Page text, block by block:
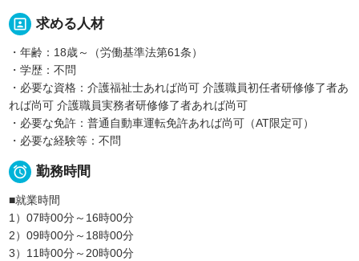
portrait 求める人材
・年齢：18歳～（労働基準法第61条）
・学歴：不問
・必要な資格：介護福祉士あれば尚可 介護職員初任者研修修了者あ
れば尚可 介護職員実務者研修修了者あれば尚可
・必要な免許：普通自動車運転免許あれば尚可（AT限定可）
・必要な経験等：不問
 勤務時間
■就業時間
1）07時00分～16時00分
2）09時00分～18時00分
3）11時00分～20時00分